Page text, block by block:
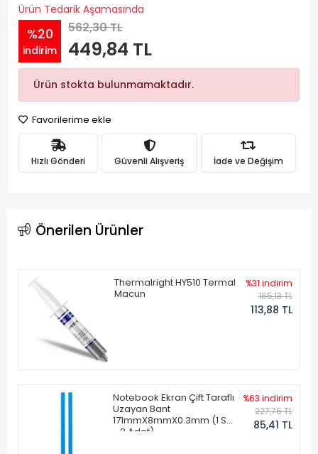
Ürün Tedarik Aşamasında
%20
indirim
562,30 TL
449,84 TL
Ürün stokta bulunmamaktadır.
Favorilerime ekle
Hızlı Gönderi Güvenli Alışveriş İade ve Değişim
Önerilen Ürünler
Thermalright HY510 Termal
Macun
%31 indirim
165,13 TL
113,88 TL
Notebook Ekran Çift Taraflı
Uzayan Bant
171mmX8mmX0.3mm (1 Set
- 2 Adet)
%63 indirim
227,76 TL
85,41 TL